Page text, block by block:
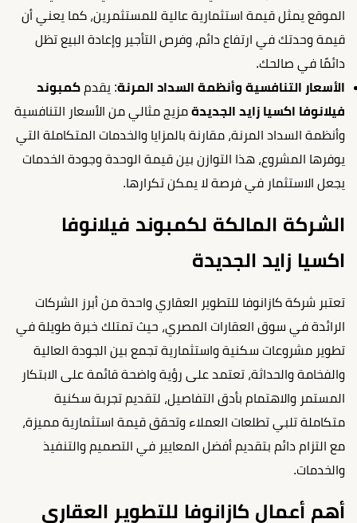
الموقع يمثل قيمة استثمارية عالية للمستثمرين، كما يعني أن
قيمة وحدتك في ارتفاع دائم، وفرص التأجير وإعادة البيع تظل
دائمًا في صالحك.
الأسعار التنافسية وأنظمة السداد المرنة: يقدم كمبوند
فيلانوفا اكسيا زايد الجديدة مزيج مثالي من الأسعار التنافسية
وأنظمة السداد المرنة، مقارنة بالمزايا والخدمات المتكاملة التي
يوفرها المشروع، هذا التوازن بين قيمة الوحدة وجودة الخدمات
يجعل الاستثمار في فرصة لا يمكن تكرارها.
الشركة المالكة لكمبوند فيلانوفا
اكسيا زايد الجديدة
تعتبر شركة كازانوفا للتطوير العقاري واحدة من أبرز الشركات
الرائدة في سوق العقارات المصري، حيث تمتلك خبرة طويلة في
تطوير مشروعات سكنية واستثمارية تجمع بين الجودة العالية
والفخامة والحداثة، تعتمد على رؤية واضحة قائمة على الابتكار
المستمر والاهتمام بأدق التفاصيل، لتقديم تجربة سكنية
متكاملة تلبي تطلعات العملاء وتحقق قيمة استثمارية مميزة،
مع التزام دائم بتقديم أفضل المعايير في التصميم والتنفيذ
والخدمات.
أهم أعمال كازانوفا للتطوير العقاري